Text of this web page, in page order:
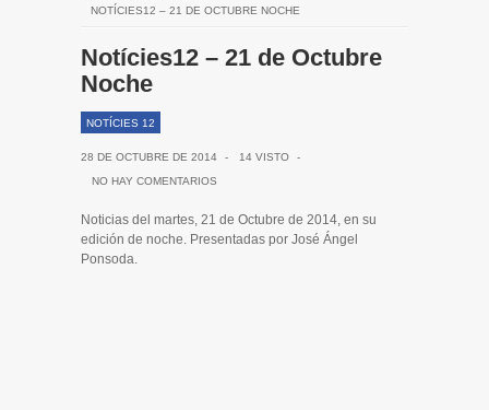
NOTÍCIES12 – 21 DE OCTUBRE NOCHE
Notícies12 – 21 de Octubre
Noche
NOTÍCIES 12
28 DE OCTUBRE DE 2014 - 14 VISTO
-
NO HAY COMENTARIOS
Noticias del martes, 21 de Octubre de 2014, en su
edición de noche. Presentadas por José Ángel
Ponsoda.